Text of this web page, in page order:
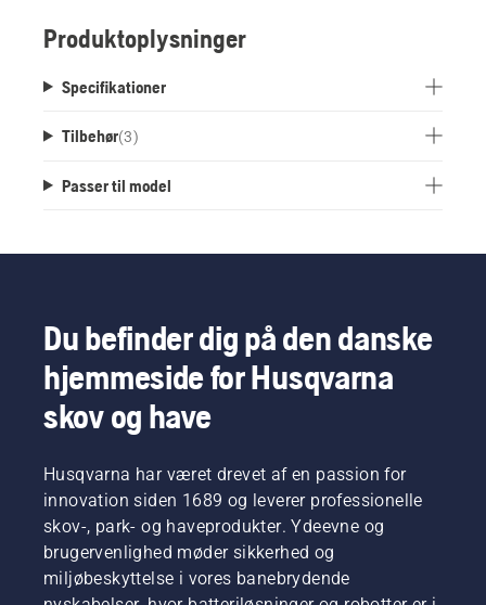
Produktoplysninger
Specifikationer
Tilbehør(3)
Passer til model
Du befinder dig på den danske
hjemmeside for Husqvarna
skov og have
Husqvarna har været drevet af en passion for
innovation siden 1689 og leverer professionelle
skov-, park- og haveprodukter. Ydeevne og
brugervenlighed møder sikkerhed og
miljøbeskyttelse i vores banebrydende